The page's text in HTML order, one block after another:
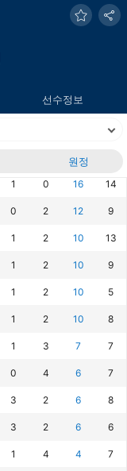
선수정보
원정
승점
1 0 16 14
0 2 12 9
1 2 10 13
1 2 10 9
1 2 10 5
1 2 10 8
1 3 7 7
0 4 6 7
3 2 6 8
3 2 6 6
1 4 4 7